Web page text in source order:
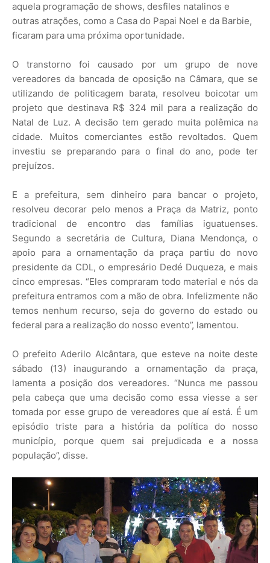
aquela programação de shows, desfiles natalinos e
outras atrações, como a Casa do Papai Noel e da Barbie,
ficaram para uma próxima oportunidade.
O transtorno foi causado por um grupo de nove
vereadores da bancada de oposição na Câmara, que se
utilizando de politicagem barata, resolveu boicotar um
projeto que destinava R$ 324 mil para a realização do
Natal de Luz. A decisão tem gerado muita polêmica na
cidade. Muitos comerciantes estão revoltados. Quem
investiu se preparando para o final do ano, pode ter
prejuízos.
E a prefeitura, sem dinheiro para bancar o projeto,
resolveu decorar pelo menos a Praça da Matriz, ponto
tradicional de encontro das famílias iguatuenses.
Segundo a secretária de Cultura, Diana Mendonça, o
apoio para a ornamentação da praça partiu do novo
presidente da CDL, o empresário Dedé Duqueza, e mais
cinco empresas. “Eles compraram todo material e nós da
prefeitura entramos com a mão de obra. Infelizmente não
temos nenhum recurso, seja do governo do estado ou
federal para a realização do nosso evento”, lamentou.
O prefeito Aderilo Alcântara, que esteve na noite deste
sábado (13) inaugurando a ornamentação da praça,
lamenta a posição dos vereadores. “Nunca me passou
pela cabeça que uma decisão como essa viesse a ser
tomada por esse grupo de vereadores que aí está. É um
episódio triste para a história da política do nosso
município, porque quem sai prejudicada e a nossa
população”, disse.